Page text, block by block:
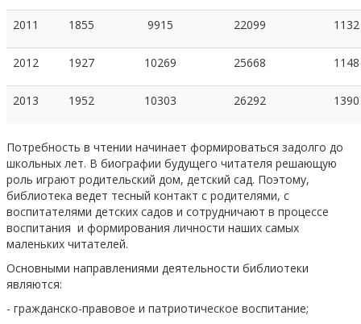
2011 1855 9915 22099 1132
2012 1927 10269 25668 1148
2013 1952 10303 26292 1390
Потребность в чтении начинает формироваться задолго до
школьных лет. В биографии будущего читателя решающую
роль играют родительский дом, детский сад. Поэтому,
библиотека ведет тесный контакт с родителями, с
воспитателями детских садов и сотрудничают в процессе
воспитания и формирования личности наших самых
маленьких читателей.
Основными направлениями деятельности библиотеки
являются:
- гражданско-правовое и патриотическое воспитание;